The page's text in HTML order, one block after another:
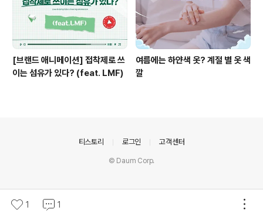
[브랜드 애니메이션] 접착제로 쓰
이는 섬유가 있다? (feat. LMF)
여름에는 하얀색 옷? 계절 별 옷 색
깔
1 1
티스토리 로그인 고객센터
© Daum Corp.